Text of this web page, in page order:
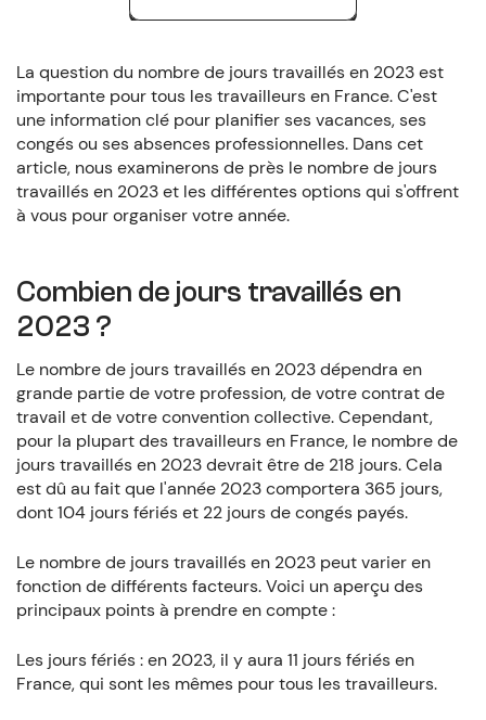
La question du nombre de jours travaillés en 2023 est
importante pour tous les travailleurs en France. C'est
une information clé pour planifier ses vacances, ses
congés ou ses absences professionnelles. Dans cet
article, nous examinerons de près le nombre de jours
travaillés en 2023 et les différentes options qui s'offrent
à vous pour organiser votre année.
Combien de jours travaillés en
2023 ?
Le nombre de jours travaillés en 2023 dépendra en
grande partie de votre profession, de votre contrat de
travail et de votre convention collective. Cependant,
pour la plupart des travailleurs en France, le nombre de
jours travaillés en 2023 devrait être de 218 jours. Cela
est dû au fait que l'année 2023 comportera 365 jours,
dont 104 jours fériés et 22 jours de congés payés.
Le nombre de jours travaillés en 2023 peut varier en
fonction de différents facteurs. Voici un aperçu des
principaux points à prendre en compte :
Les jours fériés : en 2023, il y aura 11 jours fériés en
France, qui sont les mêmes pour tous les travailleurs.